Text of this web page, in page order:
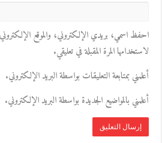
احفظ اسمي، بريدي الإلكتروني، والموقع
لاستخدامها المرة المقبلة في تعليقي.
أعلمني بمتابعة التعليقات بواسطة البريد الإلكتروني.
أعلمني بالمواضيع الجديدة بواسطة البريد الإلكتروني.